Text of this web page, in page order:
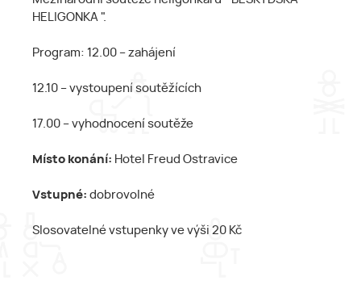
HELIGONKA ".
Program: 12.00 – zahájení
12.10 – vystoupení soutěžících
17.00 – vyhodnocení soutěže
Místo konání: Hotel Freud Ostravice
Vstupné: dobrovolné
Slosovatelné vstupenky ve výši 20 Kč